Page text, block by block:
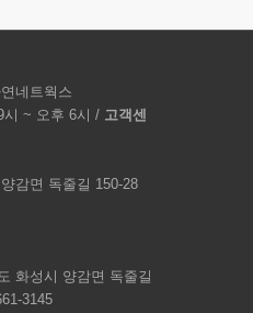
네트웍스
시 ~ 오후 6시 / 고객센
감면 독줄길 150-28
화성시 양감면 독줄길
3145